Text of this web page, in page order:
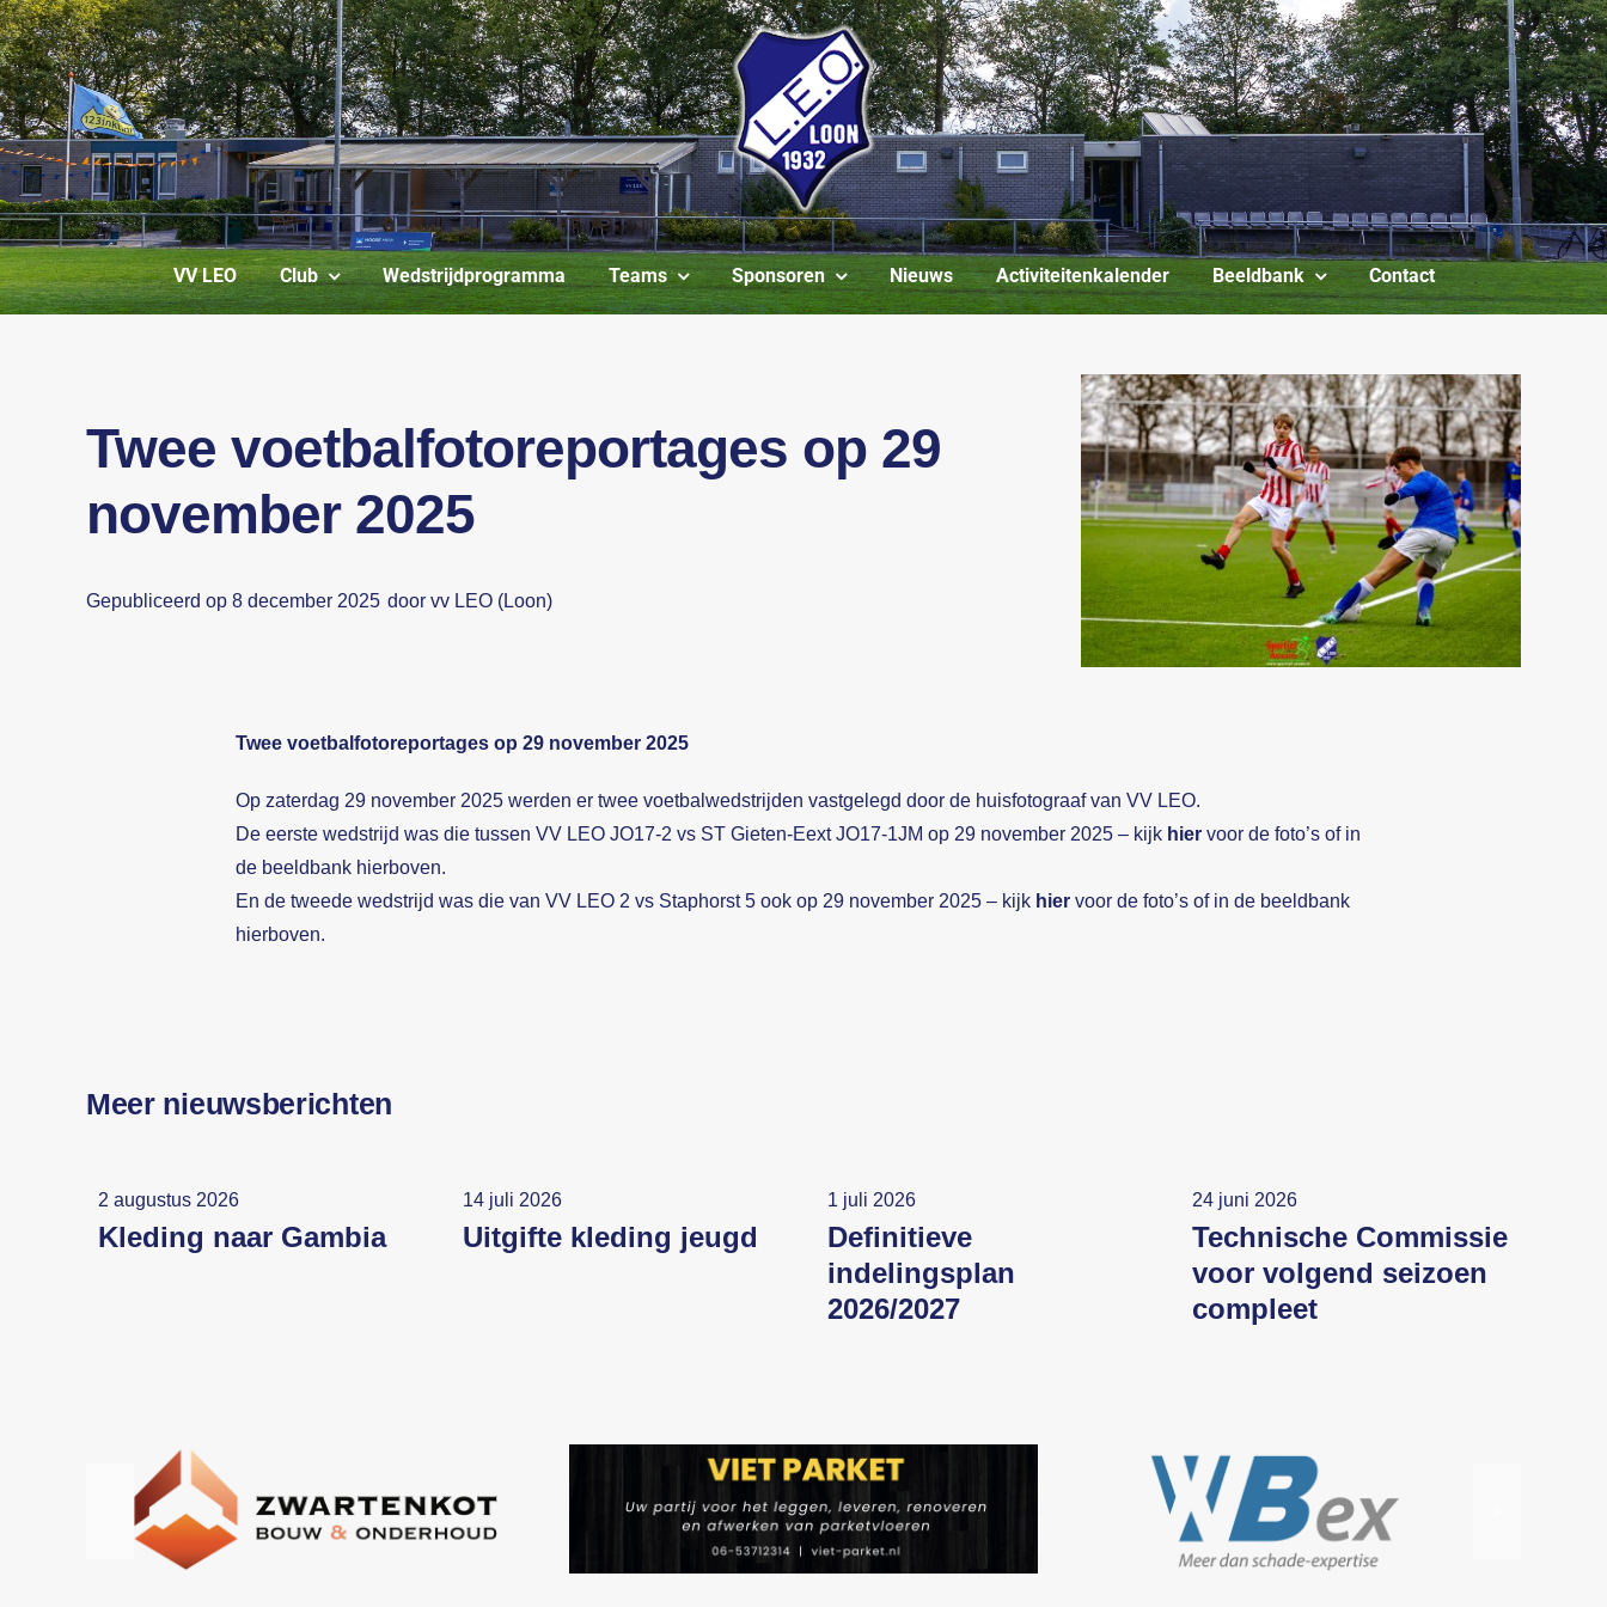
Ga
naar
inhoud
VV LEO Club Wedstrijdprogramma Teams Sponsoren Nieuws Activiteitenkalender Beeldbank Contact
Twee voetbalfotoreportages op 29
november 2025
Gepubliceerd op 8 december 2025 door vv LEO (Loon)
Twee voetbalfotoreportages op 29 november 2025
Op zaterdag 29 november 2025 werden er twee voetbalwedstrijden vastgelegd door de huisfotograaf van VV LEO.
De eerste wedstrijd was die tussen VV LEO JO17-2 vs ST Gieten-Eext JO17-1JM op 29 november 2025 – kijk hiervoor de foto’s of in
de beeldbank hierboven.
En de tweede wedstrijd was die van VV LEO 2 vs Staphorst 5 ook op 29 november 2025 – kijk hiervoor de foto’s of in de beeldbank
hierboven.
Meer nieuwsberichten
2 augustus 2026
Kleding naar Gambia
14 juli 2026
Uitgifte kleding jeugd
1 juli 2026
Definitieve
indelingsplan
2026/2027
24 juni 2026
Technische Commissie
voor volgend seizoen
compleet